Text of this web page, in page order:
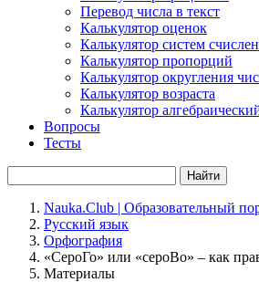
Перевод числа в текст
Калькулятор оценок
Калькулятор систем
Калькулятор пропорций
Калькулятор округления
Калькулятор возраста
Калькулятор
Вопросы
Тесты
Найти
Nauka.Club | Образовательный
Русский язык
Орфография
«СероГо» или «сероВо» – как
Материалы